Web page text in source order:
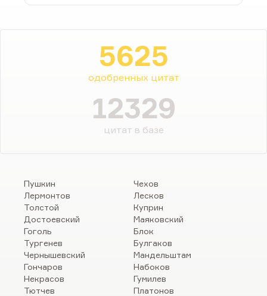
5625
одобренных цитат
12329
цитат в базе
Пушкин
Лермонтов
Толстой
Достоевский
Гоголь
Тургенев
Чернышевский
Гончаров
Некрасов
Тютчев
Чехов
Лесков
Куприн
Маяковский
Блок
Булгаков
Мандельштам
Набоков
Гумилев
Платонов